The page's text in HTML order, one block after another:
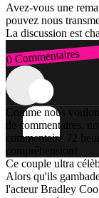
Avez-vous une
pouvez nous
La discussion est
0 Commentaires
Connexion
Comme nous
de commentaires,
commentaire 72
compréhension!
Ce couple ultra
Alors qu'ils
l'acteur Bradley